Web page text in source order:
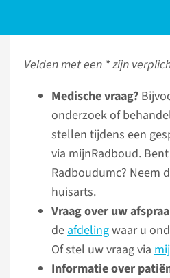
Velden met een * zijn
Medische vraag?
onderzoek of
stellen tijdens een
via mijnRadboud.
Radboudumc? Neem
huisarts.
Vraag over uw
deafdelingwaar u
Of stel uw vraag via
Informatie over